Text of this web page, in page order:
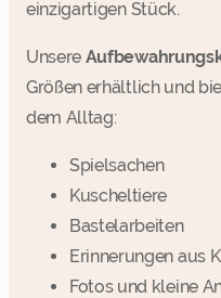
einzigartigen Stück.
Unsere
Größen erhältlich und
dem Alltag:
Spielsachen
Kuscheltiere
Bastelarbeiten
Erinnerungen aus
Fotos und kleine